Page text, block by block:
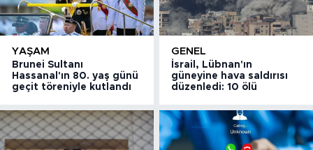
YAŞAM
Brunei Sultanı
Hassanal'ın 80. yaş günü
geçit töreniyle kutlandı
GENEL
İsrail, Lübnan'ın
güneyine hava saldırısı
düzenledi: 10 ölü